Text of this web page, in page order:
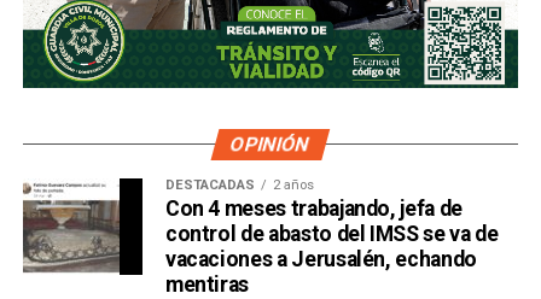
OPINIÓN
DESTACADAS 2 años
Con 4 meses trabajando, jefa de
control de abasto del IMSS se va de
vacaciones a Jerusalén, echando
mentiras